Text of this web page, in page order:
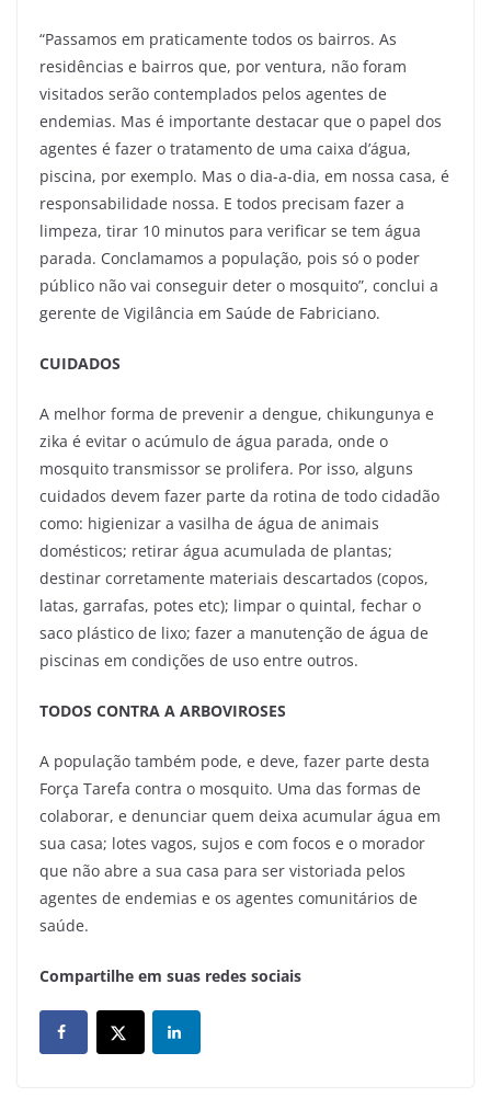
“Passamos em praticamente todos os bairros. As
residências e bairros que, por ventura, não foram
visitados serão contemplados pelos agentes de
endemias. Mas é importante destacar que o papel dos
agentes é fazer o tratamento de uma caixa d’água,
piscina, por exemplo. Mas o dia-a-dia, em nossa casa, é
responsabilidade nossa. E todos precisam fazer a
limpeza, tirar 10 minutos para verificar se tem água
parada. Conclamamos a população, pois só o poder
público não vai conseguir deter o mosquito”, conclui a
gerente de Vigilância em Saúde de Fabriciano.
CUIDADOS
A melhor forma de prevenir a dengue, chikungunya e
zika é evitar o acúmulo de água parada, onde o
mosquito transmissor se prolifera. Por isso, alguns
cuidados devem fazer parte da rotina de todo cidadão
como: higienizar a vasilha de água de animais
domésticos; retirar água acumulada de plantas;
destinar corretamente materiais descartados (copos,
latas, garrafas, potes etc); limpar o quintal, fechar o
saco plástico de lixo; fazer a manutenção de água de
piscinas em condições de uso entre outros.
TODOS CONTRA A ARBOVIROSES
A população também pode, e deve, fazer parte desta
Força Tarefa contra o mosquito. Uma das formas de
colaborar, e denunciar quem deixa acumular água em
sua casa; lotes vagos, sujos e com focos e o morador
que não abre a sua casa para ser vistoriada pelos
agentes de endemias e os agentes comunitários de
saúde.
Compartilhe em suas redes sociais